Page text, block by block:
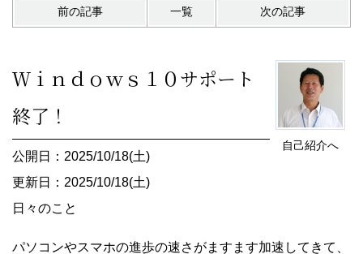
前の記事 一覧 次の記事
自己紹介へ
Ｗｉｎｄｏｗｓ１０サポート
終了！
公開日：2025/10/18(土)
更新日：2025/10/18(土)
日々のこと
パソコンやスマホの進歩の速さがますます加速してきて、